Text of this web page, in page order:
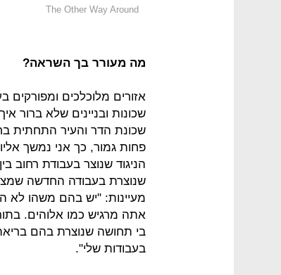
The Other Way Around
מה מעורר בך השראה?
אזורים מלוכלכים ומפורקים
שכונות ובניינים שלא ברור
שכונת הדר והעיר התחתית
פחות גמור, כך אני נמשך
הניגוד שנוצר בעבודת רחוב
שנוצרת בעבודה החדשה
מעיינות: "יש בהם משהו לא
אתה מרגיש כמו אלוהים.
בי תחושה שנוצרת בהם
בעבודות שלי".